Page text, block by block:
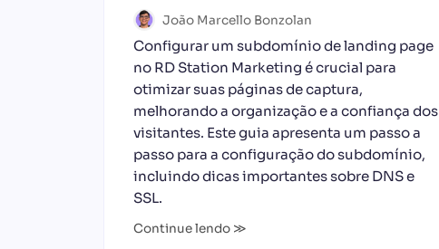
João Marcello Bonzolan
Configurar um subdomínio de landing page
no RD Station Marketing é crucial para
otimizar suas páginas de captura,
melhorando a organização e a confiança dos
visitantes. Este guia apresenta um passo a
passo para a configuração do subdomínio,
incluindo dicas importantes sobre DNS e
SSL.
Continue lendo ≫